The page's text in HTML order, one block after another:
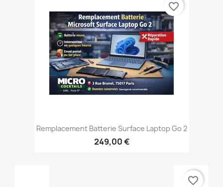
Remplacement Batterie Surface Laptop Go 2
249,00 €
favorite_border
favorite_border